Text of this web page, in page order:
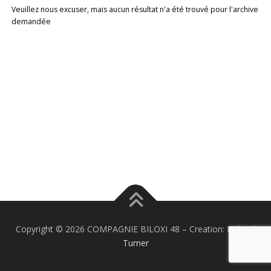
Veuillez nous excuser, mais aucun résultat n'a été trouvé pour l'archive
demandée
Copyright © 2026 COMPAGNIE BILOXI 48 – Creation: Richard
Turner